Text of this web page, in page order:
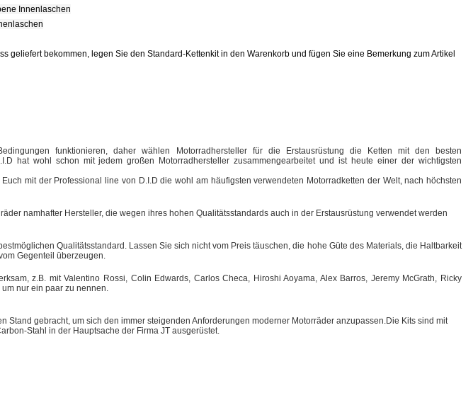
Innenlaschen
geliefert bekommen, legen Sie den Standard-Kettenkit in den Warenkorb und fügen Sie eine Bemerkung zum Artikel
funktionieren, daher wählen Motorradhersteller für die Erstausrüstung die Ketten mit den besten
hat wohl schon mit jedem großen Motorradhersteller zusammengearbeitet und ist heute einer der wichtigsten
mit der Professional line von D.I.D die wohl am häufigsten verwendeten Motorradketten der Welt, nach höchsten
namhafter Hersteller, die wegen ihres hohen Qualitätsstandards auch in der Erstausrüstung verwendet werden
Qualitätsstandard. Lassen Sie sich nicht vom Preis täuschen, die hohe Güte des Materials, die Haltbarkeit
Gegenteil überzeugen.
z.B. mit Valentino Rossi, Colin Edwards, Carlos Checa, Hiroshi Aoyama, Alex Barros, Jeremy McGrath, Ricky
nur ein paar zu nennen.
Stand gebracht, um sich den immer steigenden Anforderungen moderner Motorräder anzupassen.Die Kits sind mit
Stahl in der Hauptsache der Firma JT ausgerüstet.